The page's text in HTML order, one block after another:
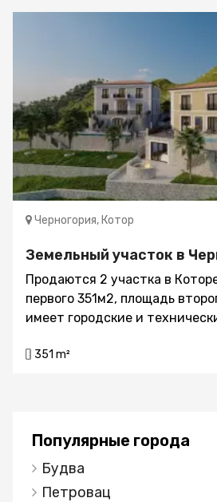
Черногория, Котор
Земельный участок в
Продаются 2 участка в
первого 351м2, площадь
имеет городские и
многофункциональное
рядом.
351 m²
Популярные города
Будва
Петровац